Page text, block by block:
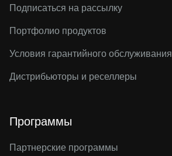
Подписаться на рассылку
Портфолио продуктов
Условия гарантийного обслуживания
Дистрибьюторы и реселлеры
Программы
Партнерские программы